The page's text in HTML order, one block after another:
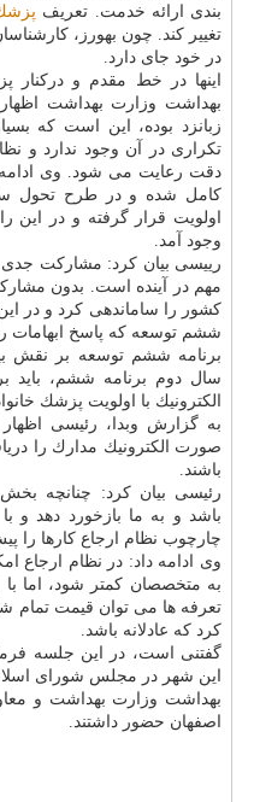
بندی ارائه خدمت. تعریف
تغییر كند. چون بهورز،
در خود جای دارد.
اینها در خط مقدم و دركنار
زبانزد بوده، این است كه
تكراری در آن وجود ندارد و
دقت رعایت می شود. وی ادامه
كامل شده و در طرح تحول
اولویت قرار گرفته و در این
وجود آمد.
رییسی بیان كرد: مشاركت
مهم در آینده است. بدون
كشور را ساماندهی كرد و در این
ششم توسعه كه پاسخ ابهامات
برنامه ششم توسعه بر نقش
سال دوم برنامه ششم، باید
الكترونیك با اولویت پزشك
به گزارش وبدا، رئیسی
صورت الكترونیك مدارك را
باشند.
رئیسی بیان كرد: چنانچه
باشد و به ما بازخورد دهد و
چارچوب نظام ارجاع كارها را
وی ادامه داد: در نظام ارجاع
به متخصصان كمتر شود، اما با
تعرفه ها می توان قیمت تمام
كرد كه عادلانه باشد.
گفتنی است، در این جلسه
این شهر در مجلس شورای
بهداشت وزارت بهداشت و
اصفهان حضور داشتند.